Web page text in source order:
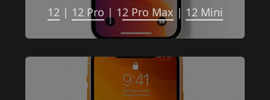
12 | 12 Pro | 12 Pro Max | 12 Mini